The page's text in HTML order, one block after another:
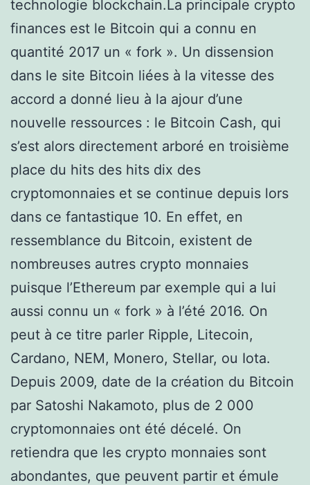
technologie blockchain.La principale crypto
finances est le Bitcoin qui a connu en
quantité 2017 un « fork ». Un dissension
dans le site Bitcoin liées à la vitesse des
accord a donné lieu à la ajour d’une
nouvelle ressources : le Bitcoin Cash, qui
s’est alors directement arboré en troisième
place du hits des hits dix des
cryptomonnaies et se continue depuis lors
dans ce fantastique 10. En effet, en
ressemblance du Bitcoin, existent de
nombreuses autres crypto monnaies
puisque l’Ethereum par exemple qui a lui
aussi connu un « fork » à l’été 2016. On
peut à ce titre parler Ripple, Litecoin,
Cardano, NEM, Monero, Stellar, ou Iota.
Depuis 2009, date de la création du Bitcoin
par Satoshi Nakamoto, plus de 2 000
cryptomonnaies ont été décelé. On
retiendra que les crypto monnaies sont
abondantes, que peuvent partir et émule